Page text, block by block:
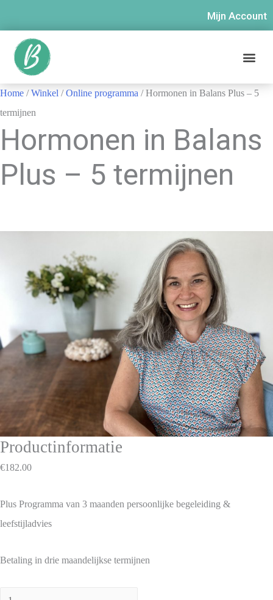
Mijn Account
Home /Winkel /Online programma / Hormonen in Balans Plus – 5
termijnen
Hormonen in Balans
Plus – 5 termijnen
Productinformatie
€182.00
Plus Programma van 3 maanden persoonlijke begeleiding &
leefstijladvies
Betaling in drie maandelijkse termijnen